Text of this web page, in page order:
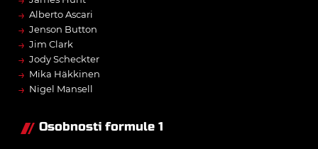
→ Alberto Ascari
→ Jenson Button
→ Jim Clark
→ Jody Scheckter
→ Mika Häkkinen
→ Nigel Mansell
Osobnosti formule 1